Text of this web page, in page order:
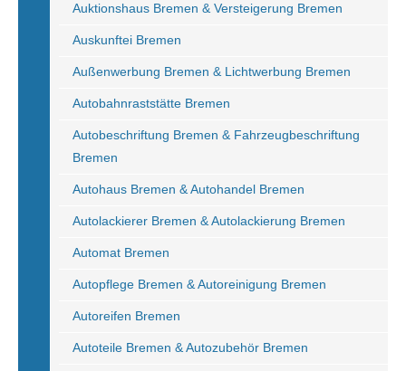
Auktionshaus Bremen & Versteigerung Bremen
Auskunftei Bremen
Außenwerbung Bremen & Lichtwerbung Bremen
Autobahnraststätte Bremen
Autobeschriftung Bremen & Fahrzeugbeschriftung
Bremen
Autohaus Bremen & Autohandel Bremen
Autolackierer Bremen & Autolackierung Bremen
Automat Bremen
Autopflege Bremen & Autoreinigung Bremen
Autoreifen Bremen
Autoteile Bremen & Autozubehör Bremen